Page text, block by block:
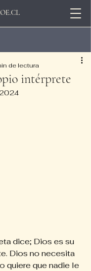
intérprete
de lectura
5 estrellas.
dice; Dios es su
Dios no necesita
quiere que nadie le